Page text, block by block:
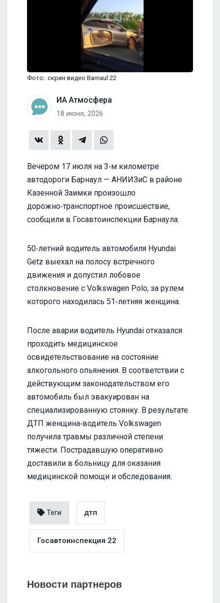
Фото:. скрин видео Barnaul 22
ИА Атмосфера
18 июня, 2026
Вечером 17 июля на 3‑м километре
автодороги Барнаул — АНИИЗиС в районе
Казенной Заимки произошло
дорожно‑транспортное происшествие,
сообщили в Госавтоинспекции Барнаула.
50‑летний водитель автомобиля Hyundai
Getz выехал на полосу встречного
движения и допустил лобовое
столкновение с Volkswagen Polo, за рулем
которого находилась 51‑летняя женщина.
После аварии водитель Hyundai отказался
проходить медицинское
освидетельствование на состояние
алкогольного опьянения. В соответствии с
действующим законодательством его
автомобиль был эвакуирован на
специализированную стоянку. В результате
ДТП женщина‑водитель Volkswagen
получила травмы различной степени
тяжести. Пострадавшую оперативно
доставили в больницу для оказания
медицинской помощи и обследования.
Теги дтп
Госавтоинспекция 22
Новости партнеров